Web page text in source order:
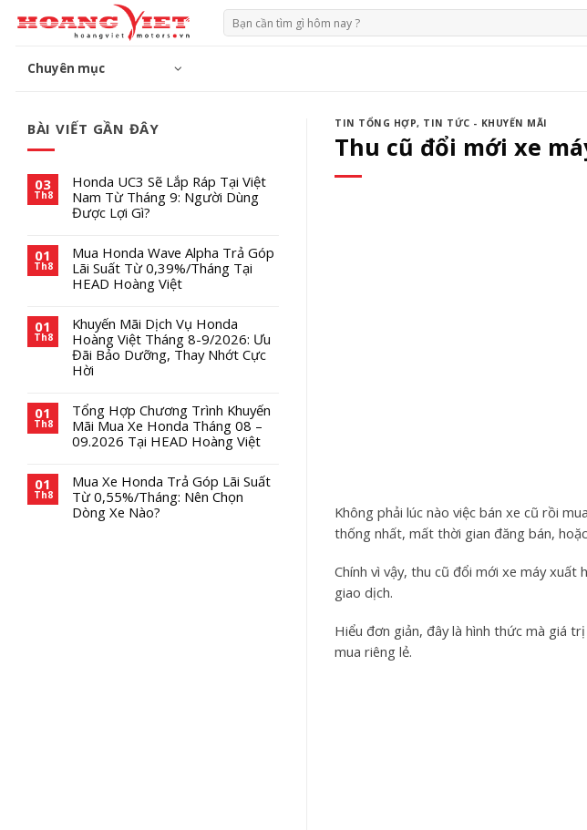
đến
Tìm
kiếm:
Chuyên mục
BÀI VIẾT GẦN ĐÂY
03
Th8
Honda UC3 Sẽ Lắp Ráp Tại Việt
Nam Từ Tháng 9: Người Dùng
Được Lợi Gì?
01
Th8
Mua Honda Wave Alpha Trả Góp
Lãi Suất Từ 0,39%/Tháng Tại
HEAD Hoàng Việt
01
Th8
Khuyến Mãi Dịch Vụ Honda
Hoàng Việt Tháng 8-9/2026: Ưu
Đãi Bảo Dưỡng, Thay Nhớt Cực
Hời
01
Th8
Tổng Hợp Chương Trình Khuyến
Mãi Mua Xe Honda Tháng 08 –
09.2026 Tại HEAD Hoàng Việt
01
Th8
Mua Xe Honda Trả Góp Lãi Suất
Từ 0,55%/Tháng: Nên Chọn
Dòng Xe Nào?
TIN TỔNG HỢP, TIN TỨC - KHUYẾN MÃI
Thu cũ đổi mới xe
Không phải lúc nào việc bán xe cũ rồi
thống nhất, mất thời gian đăng bán,
Chính vì vậy, thu cũ đổi mới xe máy
giao dịch.
Hiểu đơn giản, đây là hình thức mà giá
mua riêng lẻ.